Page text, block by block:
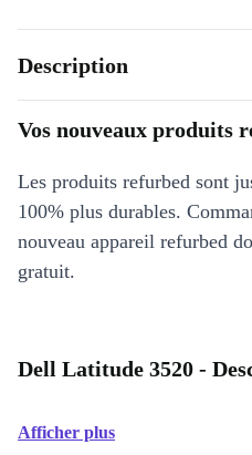
Description
Vos nouveaux produits
Les produits refurbed sont
100% plus durables.
nouveau appareil refurbed
gratuit.
Dell Latitude 3520 -
Afficher plus